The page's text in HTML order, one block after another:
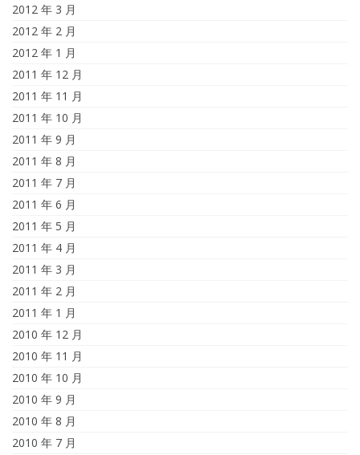
2012 年 3 月
2012 年 2 月
2012 年 1 月
2011 年 12 月
2011 年 11 月
2011 年 10 月
2011 年 9 月
2011 年 8 月
2011 年 7 月
2011 年 6 月
2011 年 5 月
2011 年 4 月
2011 年 3 月
2011 年 2 月
2011 年 1 月
2010 年 12 月
2010 年 11 月
2010 年 10 月
2010 年 9 月
2010 年 8 月
2010 年 7 月